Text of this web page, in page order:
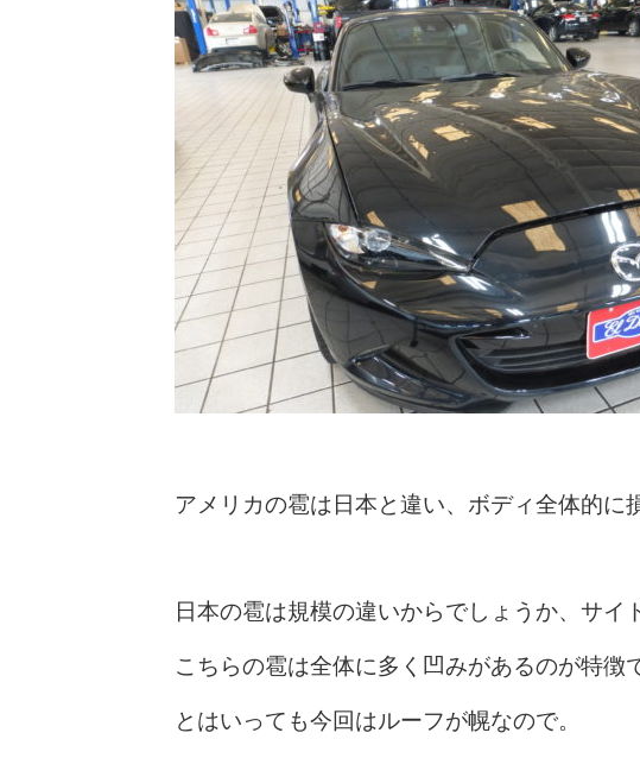
アメリカの雹は日本と違い、ボディ全体的に
日本の雹は規模の違いからでしょうか、サ
こちらの雹は全体に多く凹みがあるのが特徴
とはいっても今回はルーフが幌なので。